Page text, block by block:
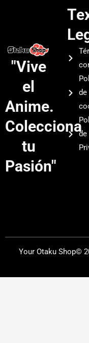
"Vive
el
Anime.
Colecciona
tu
Pasión"
de
de
Your Otaku Shop©